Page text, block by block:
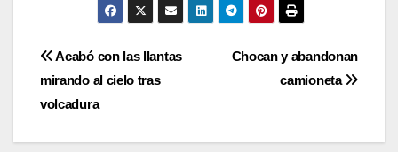
Navegación
de
entradas
Chocan y abandonan
camioneta
Acabó con las llantas
mirando al cielo tras
volcadura